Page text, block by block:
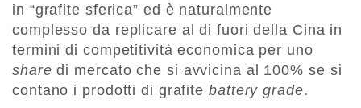
in “grafite sferica” ed è naturalmente
complesso da replicare al di fuori della Cina in
termini di competitività economica per uno
sharedi mercato che si avvicina al 100% se si
contano i prodotti di grafite battery grade.